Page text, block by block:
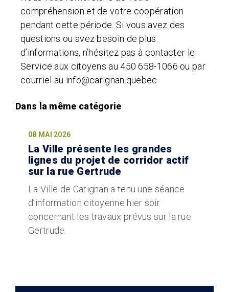
compréhension et de votre coopération
pendant cette période. Si vous avez des
questions ou avez besoin de plus
d’informations, n’hésitez pas à contacter le
Service aux citoyens au 450 658-1066 ou par
courriel au info@carignan.quebec
08 MAI 2026
La Ville présente les grandes
lignes du projet de corridor actif
sur la rue Gertrude
La Ville de Carignan a tenu une séance
d’information citoyenne hier soir
concernant les travaux prévus sur la rue
Gertrude.